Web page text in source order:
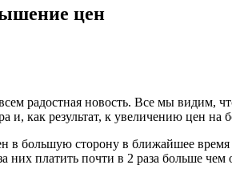
цен
радостная новость. Все мы видим,
и, как результат, к увеличению цен на
в большую сторону в ближайшее время
платить почти в 2 раза больше